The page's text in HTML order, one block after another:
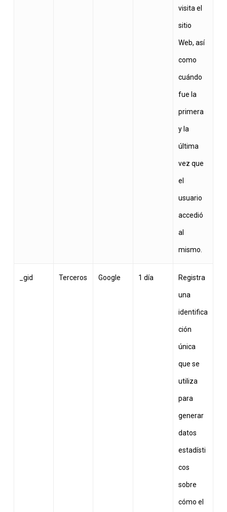
visita el
sitio
Web, así
como
cuándo
fue la
primera
y la
última
vez que
el
usuario
accedió
al
mismo.
_gid Terceros Google 1 día Registra
una
identifica
ción
única
que se
utiliza
para
generar
datos
estadísti
cos
sobre
cómo el